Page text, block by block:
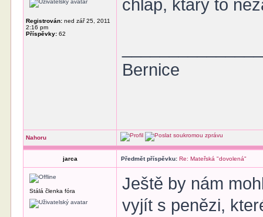
Registrován: ned zář 25, 2011
2:16 pm
Příspěvky: 62
chlap, ktarý to
Bernice
Nahoru
jarca Předmět příspěvku: Re: Mateřská "dovolená"
Stálá členka fóra
Ještě by nám
vyjít s penězi,